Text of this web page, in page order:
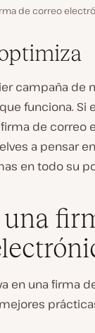
de correo
campaña de
funciona. Si
de correo
a pensar
en todo su
en una firma